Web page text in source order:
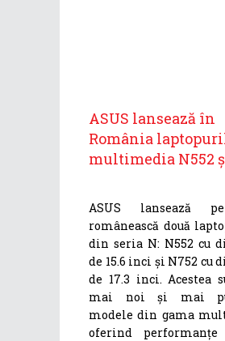
ASUS lansează în
România
multimedia N552
ASUS lansează
românească două
din seria N: N552 cu
de 15.6 inci și N752 cu
de 17.3 inci. Acestea
mai noi și mai
modele din gama
oferind